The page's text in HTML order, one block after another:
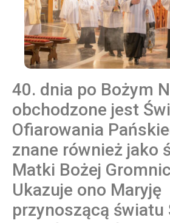
40. dnia po Bożym
obchodzone jest
Ofiarowania
znane również jako
Matki Bożej
Ukazuje ono Maryję
przynoszącą światu